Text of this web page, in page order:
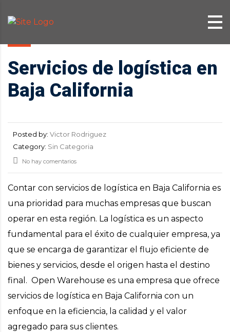
Servicios de logística en
Baja California
Posted by: Victor Rodriguez
Category: Sin Categoria
No hay comentarios
Contar con servicios de logística en Baja California es
una prioridad para muchas empresas que buscan
operar en esta región. La logística es un aspecto
fundamental para el éxito de cualquier empresa, ya
que se encarga de garantizar el flujo eficiente de
bienes y servicios, desde el origen hasta el destino
final. Open Warehouse es una empresa que ofrece
servicios de logística en Baja California con un
enfoque en la eficiencia, la calidad y el valor
agregado para sus clientes.